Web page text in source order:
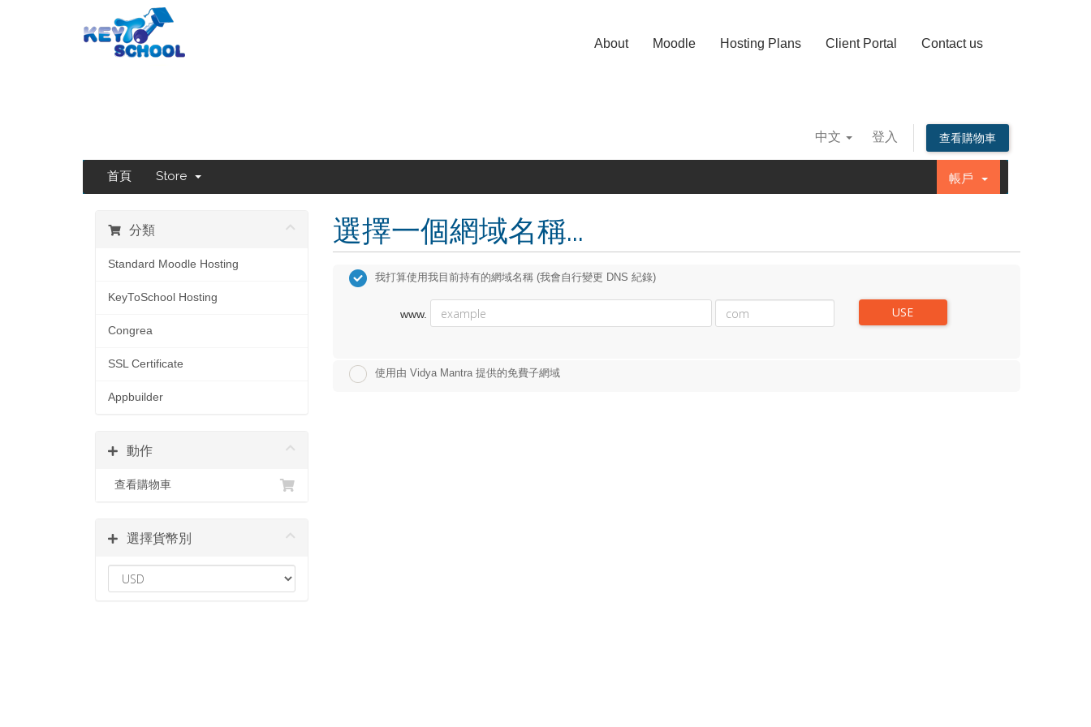
About Moodle Hosting Plans Client Portal Contact us
中文 登入 查看購物車
首頁 Store 帳戶
分類
Standard Moodle Hosting
KeyToSchool Hosting
Congrea
SSL Certificate
Appbuilder
動作
查看購物車
選擇貨幣別
選擇一個網域名稱...
我打算使用我目前持有的網域名稱 (我會自行變更 DNS 紀錄)
www. USE
使用由 Vidya Mantra 提供的免費子網域